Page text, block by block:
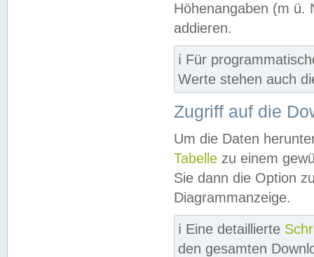
Höhenangaben (m ü.
addieren.
ℹ️ Für
Werte stehen auch
Zugriff auf die
Um die Daten
Tabelle zu einem
Sie dann die Option
Diagrammanzeige.
ℹ️ Eine detaillierte
den gesamten